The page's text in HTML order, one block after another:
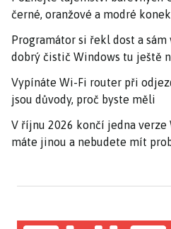
černé, oranžové a modré
Programátor si řekl dost a
dobrý čistič Windows tu ještě
Vypínáte Wi-Fi router při
jsou důvody, proč byste měli
V říjnu 2026 končí jedna verze
máte jinou a nebudete mít